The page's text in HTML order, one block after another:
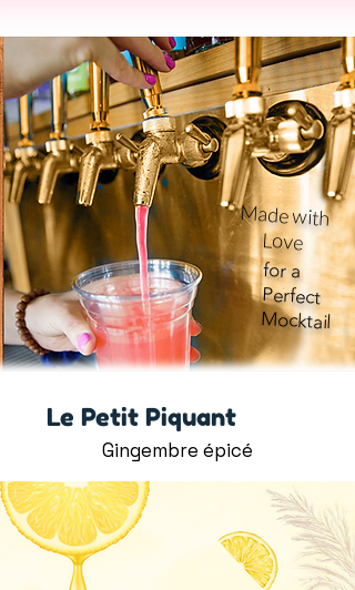
Made with
Love
for a
Perfect
Mocktail
Le Petit Piquant
Gingembre épicé